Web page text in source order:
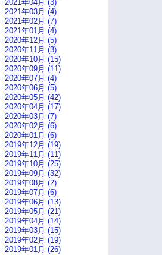
2021年04月 (3)
2021年03月 (4)
2021年02月 (7)
2021年01月 (4)
2020年12月 (5)
2020年11月 (3)
2020年10月 (15)
2020年09月 (11)
2020年07月 (4)
2020年06月 (5)
2020年05月 (42)
2020年04月 (17)
2020年03月 (7)
2020年02月 (6)
2020年01月 (6)
2019年12月 (19)
2019年11月 (11)
2019年10月 (25)
2019年09月 (32)
2019年08月 (2)
2019年07月 (6)
2019年06月 (13)
2019年05月 (21)
2019年04月 (14)
2019年03月 (15)
2019年02月 (19)
2019年01月 (26)